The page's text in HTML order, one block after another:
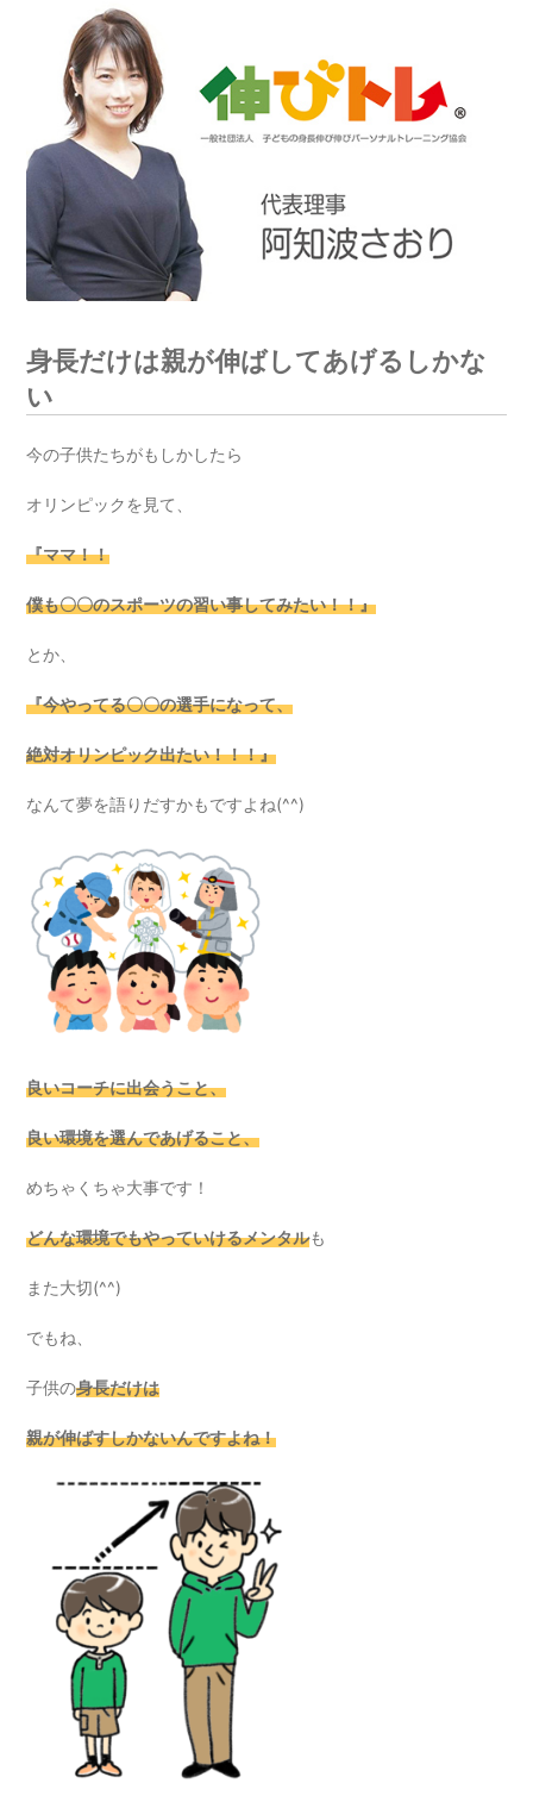
身長だけは親が伸ばしてあげるしかな
い
今の子供たちがもしかしたら
オリンピックを見て、
『ママ！！
僕も〇〇のスポーツの習い事してみたい！！』
とか、
『今やってる〇〇の選手になって、
絶対オリンピック出たい！！！』
なんて夢を語りだすかもですよね(^^)
良いコーチに出会うこと、
良い環境を選んであげること、
めちゃくちゃ大事です！
どんな環境でもやっていけるメンタルも
また大切(^^)
でもね、
子供の身長だけは
親が伸ばすしかないんですよね！